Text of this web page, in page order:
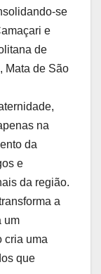
se
e
de
Mata de São
na
da
e
da região.
a
um
cria uma
que